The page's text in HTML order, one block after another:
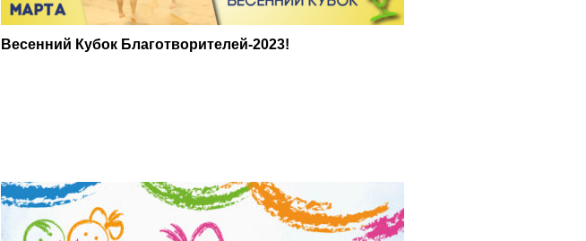
Весенний Кубок Благотворителей-2023!